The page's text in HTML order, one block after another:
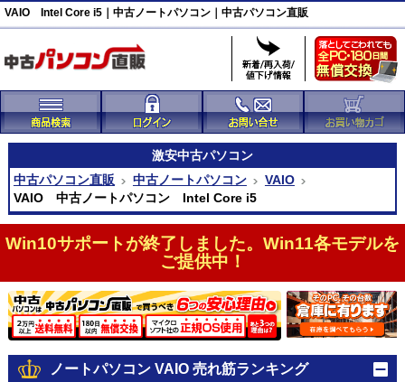
VAIO Intel Core i5｜中古ノートパソコン｜中古パソコン直販
激安中古パソコン
中古パソコン直販
中古ノートパソコン
VAIO
VAIO 中古ノートパソコン Intel Core i5
Win10サポートが終了しました。Win11各モデルを
ご提供中！
ノートパソコン VAIO 売れ筋ランキング